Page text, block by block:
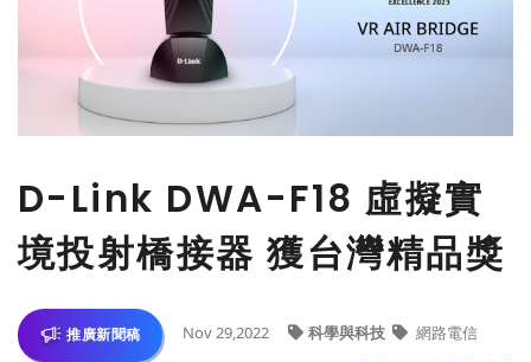
D-Link DWA-F18 虛擬實
境投射橋接器 獲台灣精品獎
推廣新聞稿 Nov 29,2022 科學與科技 網路電信